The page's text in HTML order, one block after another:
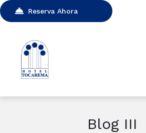
Reserva Ahora
Blog III